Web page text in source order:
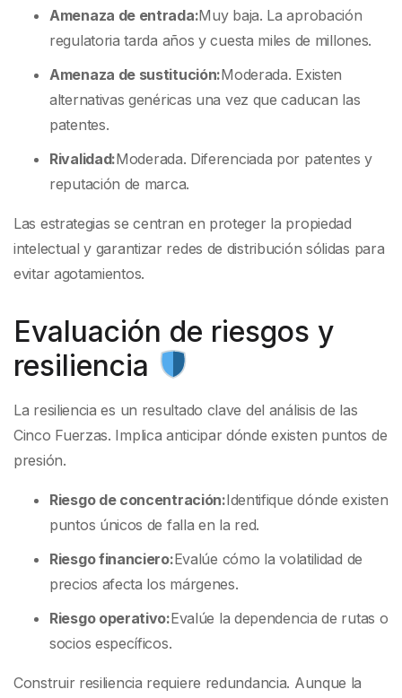
Amenaza de entrada:Muy baja. La aprobación
regulatoria tarda años y cuesta miles de millones.
Amenaza de sustitución:Moderada. Existen
alternativas genéricas una vez que caducan las
patentes.
Rivalidad:Moderada. Diferenciada por patentes y
reputación de marca.
Las estrategias se centran en proteger la propiedad
intelectual y garantizar redes de distribución sólidas para
evitar agotamientos.
Evaluación de riesgos y
resiliencia
La resiliencia es un resultado clave del análisis de las
Cinco Fuerzas. Implica anticipar dónde existen puntos de
presión.
Riesgo de concentración:Identifique dónde existen
puntos únicos de falla en la red.
Riesgo financiero:Evalúe cómo la volatilidad de
precios afecta los márgenes.
Riesgo operativo:Evalúe la dependencia de rutas o
socios específicos.
Construir resiliencia requiere redundancia. Aunque la